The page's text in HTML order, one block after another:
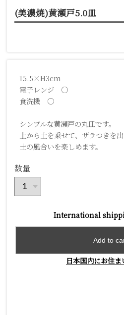
(美濃焼)黄瀬戸5.0皿
15.5×H3cm
電子レンジ ○
食洗機 ○
シンプルな黄瀬戸の丸皿です。
上から土を乗せて、ザラつきを出
土の風合いを楽しめます。
数量
International
Add to
日本国内にお住